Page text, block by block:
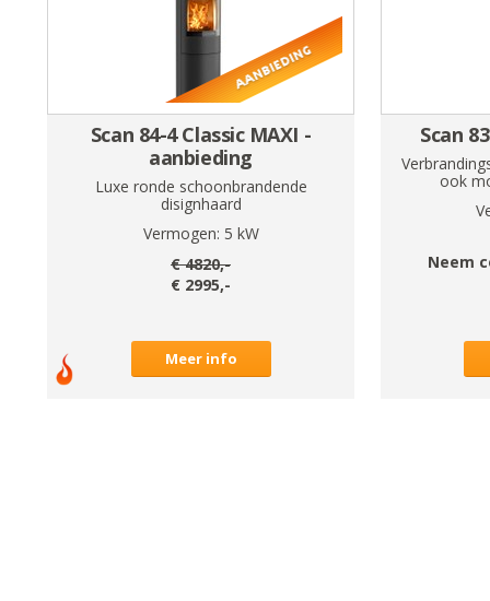
Scan 84-4 Classic MAXI -
aanbieding
Luxe ronde schoonbrandende
disignhaard
Vermogen: 5 kW
€4820,-
€ 2995,-
Meer info
Scan
ook
Neem